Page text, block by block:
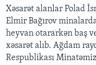
Xəsarət alanlar Polad
Elmir Bağırov
heyvan otararkən baş
xəsarət alıb. Ağdam
Respublikası